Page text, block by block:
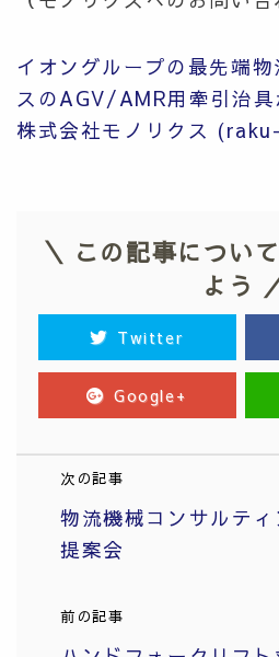
イオングループの最先端
スのAGV/AMR用牽引治
株式会社モノリクス
＼ この記事について
よう
Twitter
Google+
次の記事
物流機械コンサルテ
提案会
前の記事